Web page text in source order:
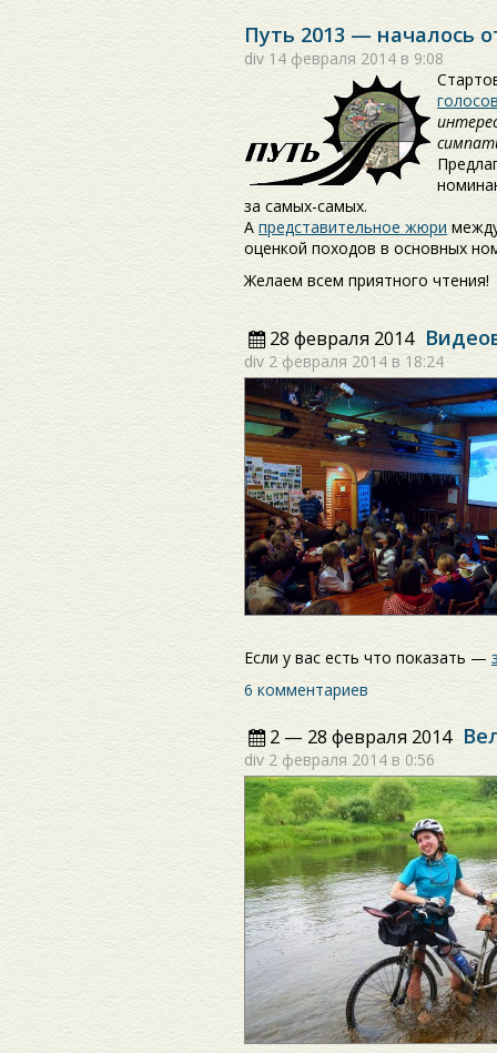
Путь 2013 — началось
div 14 февраля 2014 в 9:08
за самых-самых.
А представительное жюри
оценкой походов в основных
Желаем всем приятного чтения!
28 февраля 2014
div 2 февраля 2014 в 18:24
Если у вас есть что показать —
6 комментариев
2 — 28 февраля 2014
div 2 февраля 2014 в 0:56